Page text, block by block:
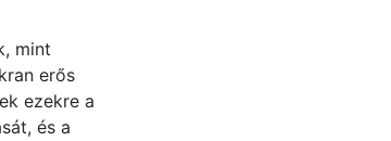
mint
erős
ezekre a
és a